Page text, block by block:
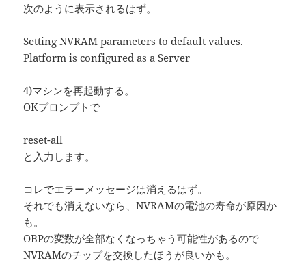
次のように表示されるはず。
Setting NVRAM parameters to default values.
Platform is configured as a Server
4)マシンを再起動する。
OKプロンプトで
reset-all
と入力します。
コレでエラーメッセージは消えるはず。
それでも消えないなら、NVRAMの電池の寿命が原因か
も。
OBPの変数が全部なくなっちゃう可能性があるので
NVRAMのチップを交換したほうが良いかも。